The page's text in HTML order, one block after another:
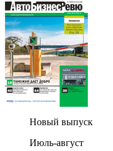
Новый выпуск
Июль-август